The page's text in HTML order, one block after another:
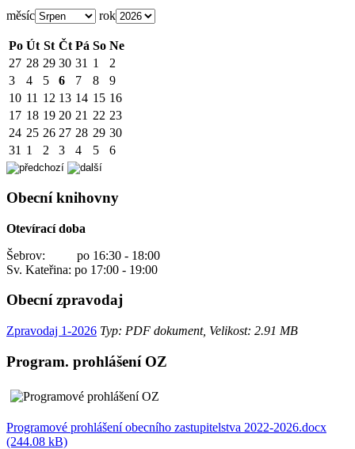
měsíc rok
Po Út St Čt Pá So Ne
27 28 29 30 31 1
2
3
4 5 6 7 8
9
10 11 12 13 14 15 16
17 18 19 20 21 22 23
24 25 26 27 28 29 30
31 1 2 3 4 5 6
Obecní knihovny
Otevírací doba
Šebrov: po 16:30 - 18:00
Sv. Kateřina: po 17:00 - 19:00
Obecní zpravodaj
Zpravodaj 1-2026 Typ: PDF dokument, Velikost: 2.91 MB
Program. prohlášení OZ
Programové prohlášení obecního zastupitelstva 2022-2026.docx
(244.08 kB)